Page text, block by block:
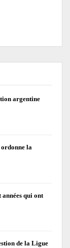
argentine
la
qui ont
de la Ligue